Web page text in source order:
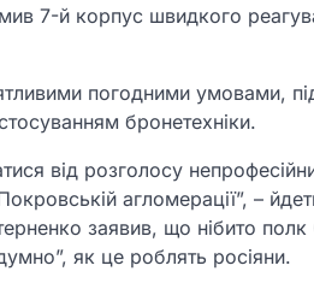
7-й корпус швидкого
погодними умовами,
бронетехніки.
від розголосу
агломерації”, –
заявив, що нібито
як це роблять росіяни.